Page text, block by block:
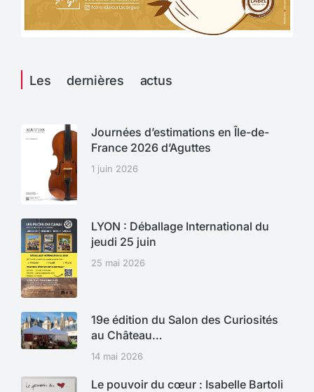
Les dernières actus
Journées d’estimations en Île-de-
France 2026 d’Aguttes
1 juin 2026
LYON : Déballage International du
jeudi 25 juin
25 mai 2026
19e édition du Salon des Curiosités
au Château…
14 mai 2026
Le pouvoir du cœur : Isabelle Bartoli